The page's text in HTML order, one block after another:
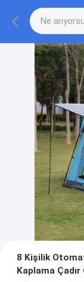
8 Kişilik
Kaplama Çadır